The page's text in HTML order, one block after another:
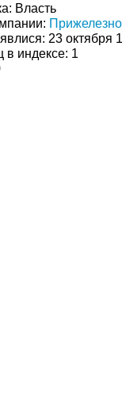
Власть
23 октября
в индексе: 1